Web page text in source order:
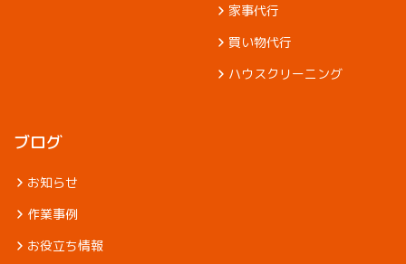
家事代行
買い物代行
ハウスクリーニング
ブログ
お知らせ
作業事例
お役立ち情報